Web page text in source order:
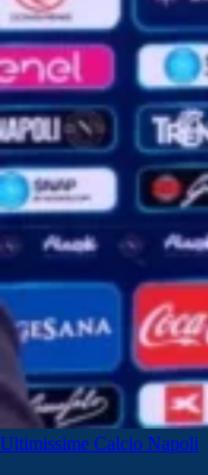
Ultimissime Calcio Napoli